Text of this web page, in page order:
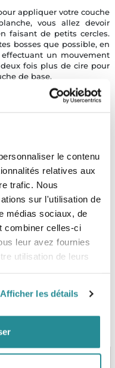
le contenu
relatives aux
trafic. Nous
sur l'utilisation de
médias sociaux, de
combiner celles-ci
leur avez fournies
utilisation de leurs
Afficher les détails
appliquer votre couche
vous allez devoir
faisant de petits cercles.
bosses que possible, en
un mouvement
fois plus de cire pour
de base.
passe un coup de
et de rendre la cire plus
de sable sur la wax de